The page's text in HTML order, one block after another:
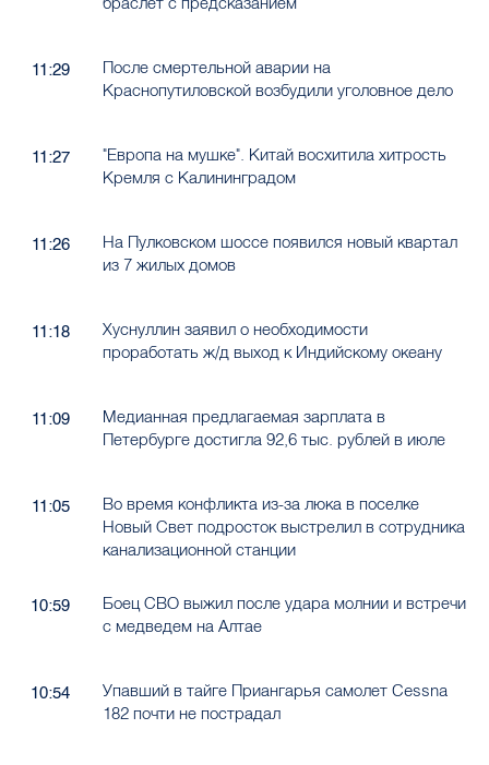
11:29
После смертельной аварии на
Краснопутиловской возбудили уголовное дело
11:27
"Европа на мушке". Китай восхитила хитрость
Кремля с Калининградом
11:26
На Пулковском шоссе появился новый квартал
из 7 жилых домов
11:18
Хуснуллин заявил о необходимости
проработать ж/д выход к Индийскому океану
11:09
Медианная предлагаемая зарплата в
Петербурге достигла 92,6 тыс. рублей в июле
11:05
Во время конфликта из-за люка в поселке
Новый Свет подросток выстрелил в сотрудника
канализационной станции
10:59
Боец СВО выжил после удара молнии и встречи
с медведем на Алтае
10:54
Упавший в тайге Приангарья самолет Cessna
182 почти не пострадал